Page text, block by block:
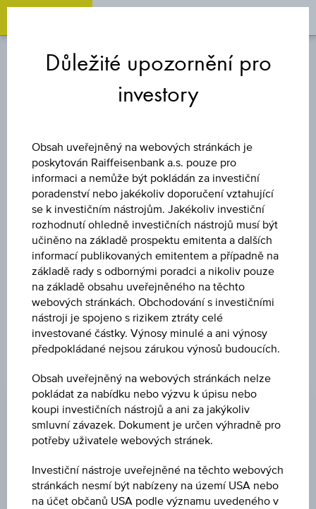
Quicklinks
REVERZNĚ KONVERTIBILNÍ
TELEKOM
AUSTRIA AG
Uveřejněné produktové informace jsou určeny čistě pro
investory, kteří již mají produkt ve svém portfoliu. Tyto údaje
neslouží jako doporučení ani jako nabídka k nákupu těchto
cenných papírů.
EMISNÍ CENA
100,00 %
CENA PŘI SPLATNOSTI
-
DATUM EMISE
17.04.2024
Důležité upozornění pro
investory
Obsah uveřejněný na webových stránkách je
poskytován Raiffeisenbank a.s. pouze pro
informaci a nemůže být pokládán za investiční
poradenství nebo jakékoliv doporučení vztahující
se k investičním nástrojům. Jakékoliv investiční
rozhodnutí ohledně investičních nástrojů musí být
učiněno na základě prospektu emitenta a dalších
informací publikovaných emitentem a případně na
základě rady s odbornými poradci a nikoliv pouze
na základě obsahu uveřejněného na těchto
webových stránkách. Obchodování s investičními
nástroji je spojeno s rizikem ztráty celé
investované částky. Výnosy minulé a ani výnosy
předpokládané nejsou zárukou výnosů budoucích.
Obsah uveřejněný na webových stránkách nelze
pokládat za nabídku nebo výzvu k úpisu nebo
koupi investičních nástrojů a ani za jakýkoliv
smluvní závazek. Dokument je určen výhradně pro
potřeby uživatele webových stránek.
Investiční nástroje uveřejněné na těchto webových
stránkách nesmí být nabízeny na území USA nebo
na účet občanů USA podle významu uvedeného v